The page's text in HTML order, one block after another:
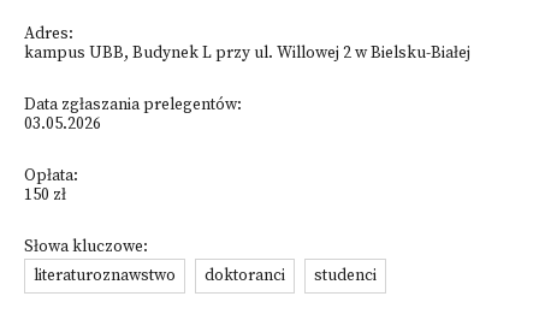
Adres:
kampus UBB, Budynek L przy ul. Willowej 2 w Bielsku-Białej
Data zgłaszania prelegentów:
03.05.2026
Opłata:
150 zł
Słowa kluczowe:
literaturoznawstwo
doktoranci studenci